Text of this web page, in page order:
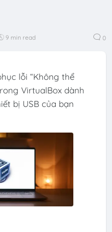
9 min read 0
lỗi “Không thể
VirtualBox dành
bị USB của bạn